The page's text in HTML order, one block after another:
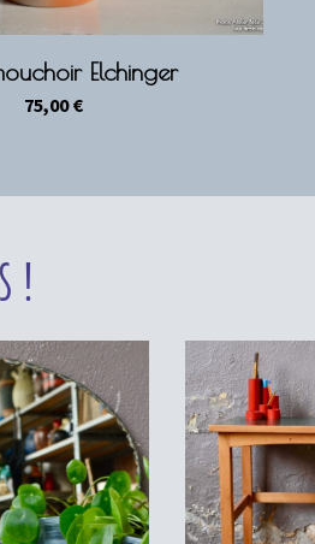
Elchinger
75,00€
!